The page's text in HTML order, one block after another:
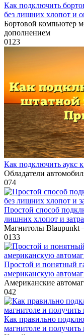
Как подключить
без лишних хлопот и
Бортовой компьютер
дополнением
0123
Как подключить аукс
Обладатели
074
Простой способ
лишних хлопот и
Магнитолы Blaupunkt
0133
Простой и понятный
американскую
Американские
042
Как правильно
магнитоле и получить